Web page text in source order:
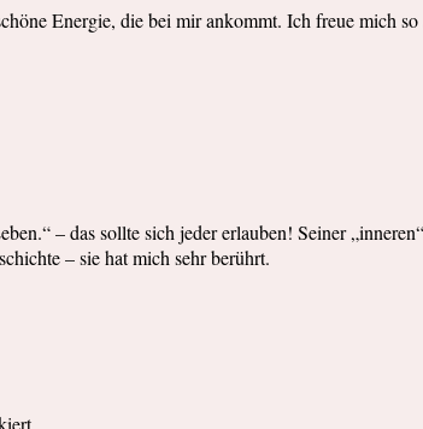
Energie, die bei mir ankommt. Ich freue mich so
– das sollte sich jeder erlauben! Seiner
– sie hat mich sehr berührt.